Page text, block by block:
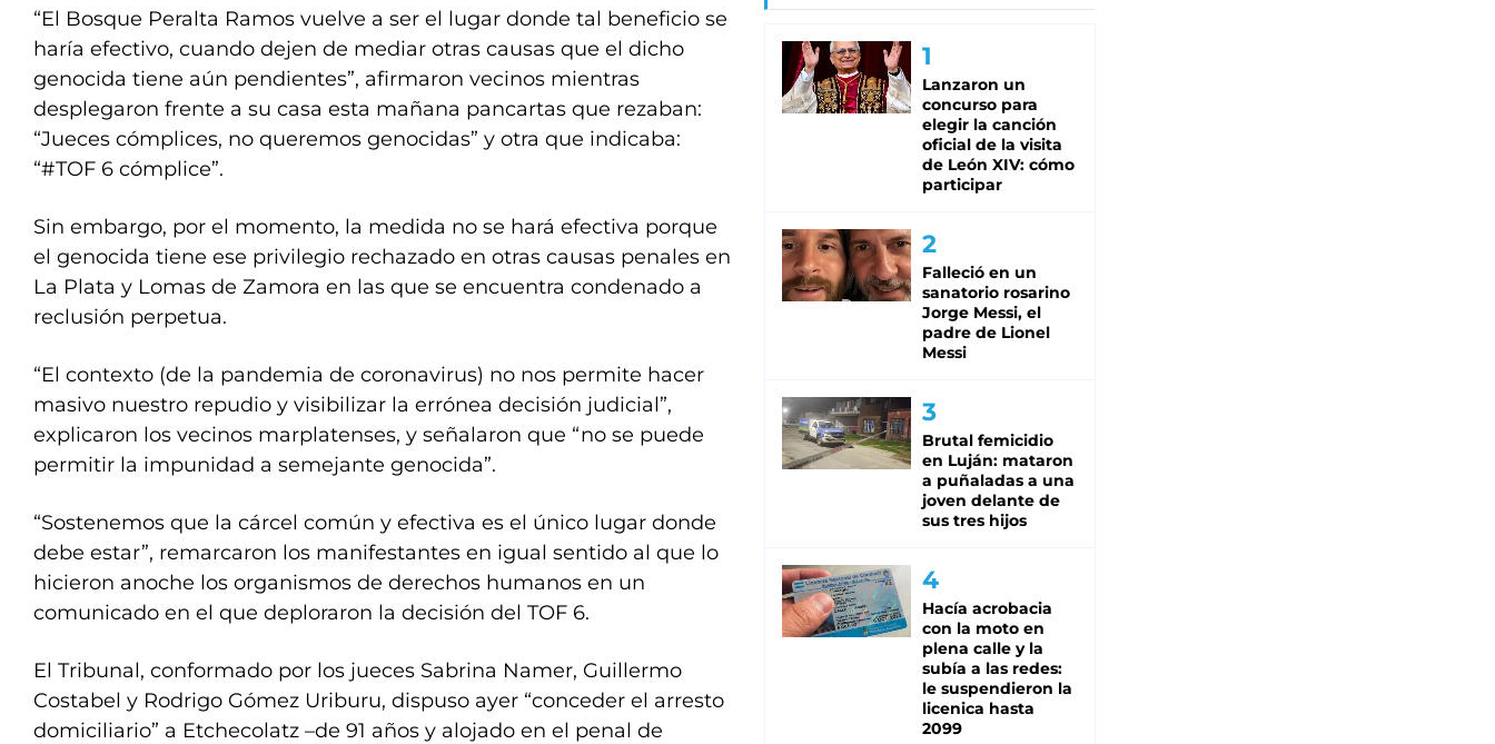
“El Bosque Peralta Ramos vuelve a ser el lugar donde tal beneficio se
haría efectivo, cuando dejen de mediar otras causas que el dicho
genocida tiene aún pendientes”, afirmaron vecinos mientras
desplegaron frente a su casa esta mañana pancartas que rezaban:
“Jueces cómplices, no queremos genocidas” y otra que indicaba:
“#TOF 6 cómplice”.
Sin embargo, por el momento, la medida no se hará efectiva porque
el genocida tiene ese privilegio rechazado en otras causas penales en
La Plata y Lomas de Zamora en las que se encuentra condenado a
reclusión perpetua.
“El contexto (de la pandemia de coronavirus) no nos permite hacer
masivo nuestro repudio y visibilizar la errónea decisión judicial”,
explicaron los vecinos marplatenses, y señalaron que “no se puede
permitir la impunidad a semejante genocida”.
“Sostenemos que la cárcel común y efectiva es el único lugar donde
debe estar”, remarcaron los manifestantes en igual sentido al que lo
hicieron anoche los organismos de derechos humanos en un
comunicado en el que deploraron la decisión del TOF 6.
El Tribunal, conformado por los jueces Sabrina Namer, Guillermo
Costabel y Rodrigo Gómez Uriburu, dispuso ayer “conceder el arresto
domiciliario” a Etchecolatz –de 91 años y alojado en el penal de
Lanzaron un
concurso para
elegir la canción
oficial de la visita
de León XIV: cómo
participar
Falleció en un
sanatorio rosarino
Jorge Messi, el
padre de Lionel
Messi
Brutal femicidio
en Luján: mataron
a puñaladas a una
joven delante de
sus tres hijos
Hacía acrobacia
con la moto en
plena calle y la
subía a las redes:
le suspendieron la
licenica hasta
2099